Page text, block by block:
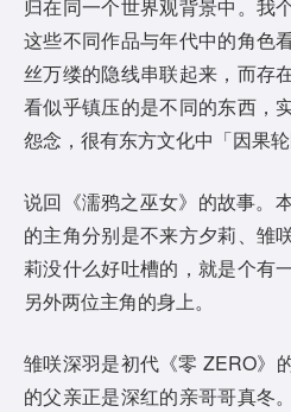
归在同一个世界观背景中。我
这些不同作品与年代中的角色
丝万缕的隐线串联起来，而存
看似乎镇压的是不同的东西，
怨念，很有东方文化中「因果轮
说回《濡鸦之巫女》的故事。
的主角分别是不来方夕莉、雏
莉没什么好吐槽的，就是个有
另外两位主角的身上。
雏咲深羽是初代《零 ZERO》
的父亲正是深红的亲哥哥真冬